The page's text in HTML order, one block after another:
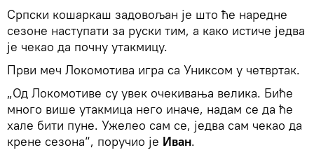
Српски кошаркаш задовољан је што ће наредне
сезоне наступати за руски тим, а како истиче једва
је чекао да почну утакмицу.
Први меч Локомотива игра са Униксом у четвртак.
„Од Локомотиве су увек очекивања велика. Биће
много више утакмица него иначе, надам се да ће
хале бити пуне. Ужелео сам се, једва сам чекао да
крене сезона“, поручио је Иван.